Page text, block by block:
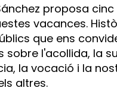
proposa cinc
vacances.
que ens
sobre l'acollida, la
la vocació i la
altres.